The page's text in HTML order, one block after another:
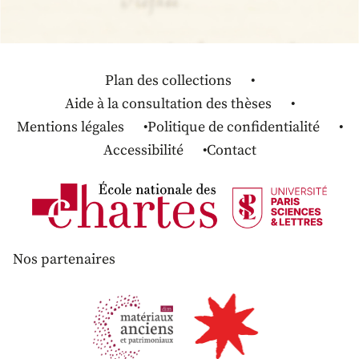
Plan des collections
Aide à la consultation des thèses
Mentions légales
Politique de confidentialité
Accessibilité
Contact
Nos partenaires